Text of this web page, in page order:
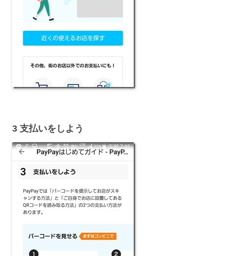
3 支払いをしよう